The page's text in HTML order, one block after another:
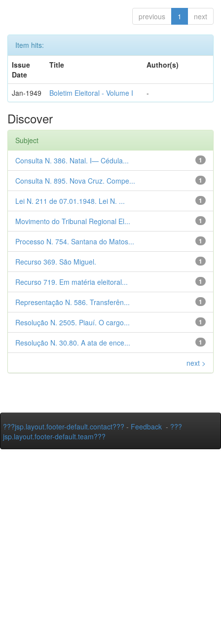
previous 1 next
Item hits:
Issue
Date
Title Author(s)
Jan-1949 Boletim Eleitoral - Volume I -
Discover
Subject
1
Consulta N. 386. Natal. I— Cédula...
1
Consulta N. 895. Nova Cruz. Compe...
1
Lei N. 211 de 07.01.1948. Lei N. ...
1
Movimento do Tribunal Regional El...
1
Processo N. 754. Santana do Matos...
1
Recurso 369. São Miguel.
1
Recurso 719. Em matéria eleitoral...
1
Representação N. 586. Transferên...
1
Resolução N. 2505. Piauí. O cargo...
1
Resolução N. 30.80. A ata de ence...
next >
???jsp.layout.footer-default.contact??? - Feedback - ???
jsp.layout.footer-default.team???